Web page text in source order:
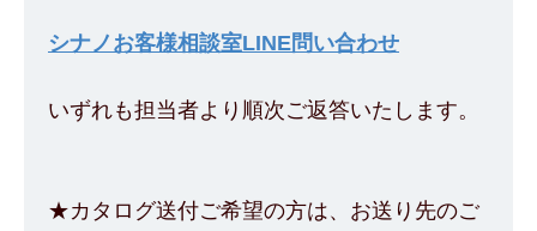
シナノお客様相談室LINE問い合わせ
いずれも担当者より順次ご返答いたします。
★カタログ送付ご希望の方は、お送り先のご